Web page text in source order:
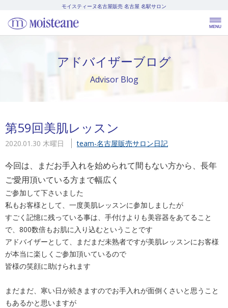
モイスティーヌ名古屋販売 名古屋 名駅サロン
アドバイザーブログ
Advisor Blog
第59回美肌レッスン
2020.01.30 木曜日 team-名古屋販売サロン日記
今回は、まだお手入れを始められて間もない方から、長年
ご愛用頂いている方まで幅広く
ご参加して下さいました
私もお客様として、一度美肌レッスンに参加しましたが
すごく記憶に残っている事は、手付けよりも美容器をあてること
で、800数倍もお肌に入り込むということです
アドバイザーとして、まだまだ未熟者ですが美肌レッスンにお客様
が本当に楽しくご参加頂いているので
皆様の笑顔に助けられます
まだまだ、寒い日が続きますのでお手入れが面倒くさいと思うこと
もあるかと思いますが